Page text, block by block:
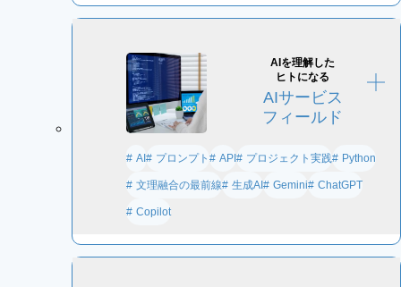
AIを理解した
ヒトになる
AIサービス
フィールド
AI プロンプト API プロジェクト実践 Python
文理融合の最前線 生成AI Gemini ChatGPT
Copilot